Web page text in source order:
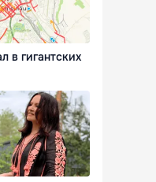
в гигантских